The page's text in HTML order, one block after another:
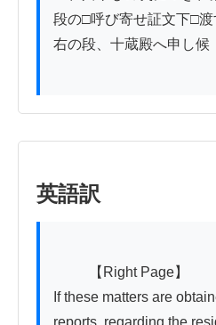
段の□呼び寄せ証文下□渡
右の段、十蔵殿へ申し候
英語訳
If these matters are
reports, regarding the